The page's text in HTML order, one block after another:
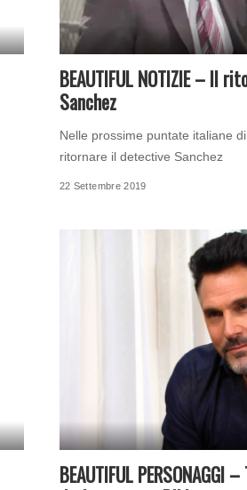
BEAUTIFUL NOTIZIE – Il
Sanchez
Nelle prossime puntate italiane
ritornare il detective Sanchez
22 Settembre 2019
BEAUTIFUL PERSONAGGI